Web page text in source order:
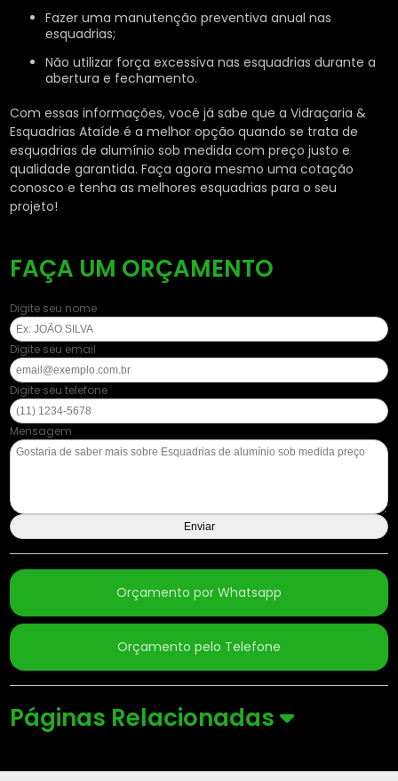
Fazer uma manutenção preventiva anual nas
esquadrias;
Não utilizar força excessiva nas esquadrias durante a
abertura e fechamento.
Com essas informações, você já sabe que a Vidraçaria &
Esquadrias Ataíde é a melhor opção quando se trata de
esquadrias de alumínio sob medida com preço justo e
qualidade garantida. Faça agora mesmo uma cotação
conosco e tenha as melhores esquadrias para o seu
projeto!
FAÇA UM ORÇAMENTO
Digite seu nome
Digite seu email
Digite seu telefone
Mensagem
Orçamento por Whatsapp
Orçamento pelo Telefone
Páginas Relacionadas